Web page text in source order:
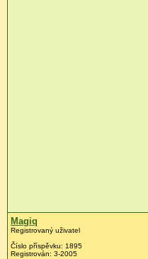
Magiq
Registrovaný uživatel
Číslo příspěvku: 1895
Registrován: 3-2005